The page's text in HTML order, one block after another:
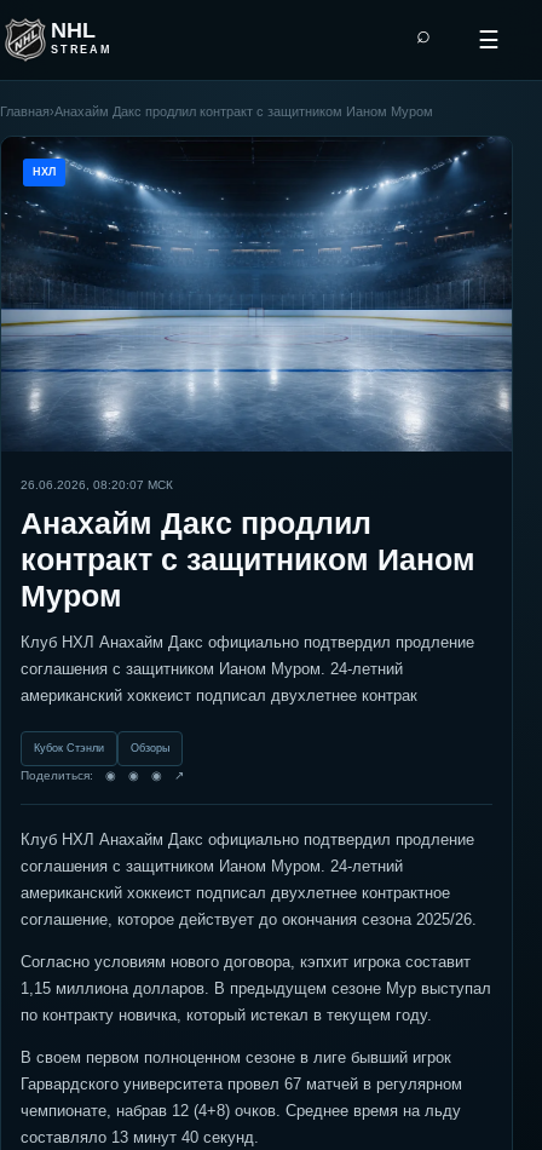
NHL
STREAM
⌕ ☰
Главная›Анахайм Дакс продлил контракт с защитником Ианом Муром
НХЛ
26.06.2026, 08:20:07 МСК
Анахайм Дакс продлил
контракт с защитником Ианом
Муром
Клуб НХЛ Анахайм Дакс официально подтвердил продление
соглашения с защитником Ианом Муром. 24-летний
американский хоккеист подписал двухлетнее контрак
Кубок Стэнли Обзоры
Поделиться: ◉ ◉ ◉ ↗
Клуб НХЛ Анахайм Дакс официально подтвердил продление
соглашения с защитником Ианом Муром. 24-летний
американский хоккеист подписал двухлетнее контрактное
соглашение, которое действует до окончания сезона 2025/26.
Согласно условиям нового договора, кэпхит игрока составит
1,15 миллиона долларов. В предыдущем сезоне Мур выступал
по контракту новичка, который истекал в текущем году.
В своем первом полноценном сезоне в лиге бывший игрок
Гарвардского университета провел 67 матчей в регулярном
чемпионате, набрав 12 (4+8) очков. Среднее время на льду
составляло 13 минут 40 секунд.